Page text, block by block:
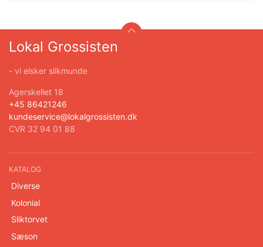
Lokal Grossisten
- vi elsker slikmunde
Agerskellet 18
+45 86421246
kundeservice@lokalgrossisten.dk
CVR 32 94 01 88
KATALOG
Diverse
Kolonial
Sliktorvet
Sæson